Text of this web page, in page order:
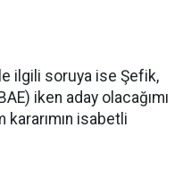
ilgili soruya ise Şefik,
iken aday olacağımı
kararımın isabetli